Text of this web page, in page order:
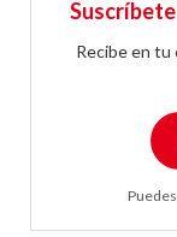
Recibe en tu